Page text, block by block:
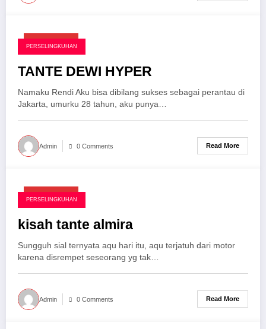
April 27, 2025
PERSELINGKUHAN
TANTE DEWI HYPER
Namaku Rendi Aku bisa dibilang sukses sebagai perantau di
Jakarta, umurku 28 tahun, aku punya…
Admin 0 Comments Read More
April 27, 2025
PERSELINGKUHAN
kisah tante almira
Sungguh sial ternyata aqu hari itu, aqu terjatuh dari motor
karena disrempet seseorang yg tak…
Admin 0 Comments Read More